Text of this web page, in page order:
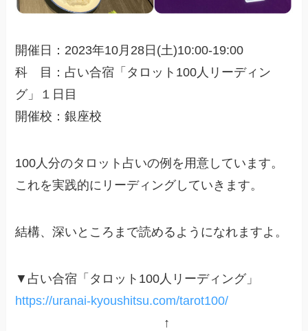
開催日：2023年10月28日(土)10:00-19:00
科 目：占い合宿「タロット100人リーディン
グ」１日目
開催校：銀座校
100人分のタロット占いの例を用意しています。
これを実践的にリーディングしていきます。
結構、深いところまで読めるようになれますよ。
▼占い合宿「タロット100人リーディング」
https://uranai-kyoushitsu.com/tarot100/
↑